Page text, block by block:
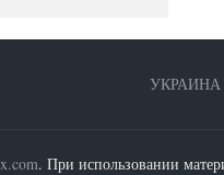
УКРАИНА
. При использовании